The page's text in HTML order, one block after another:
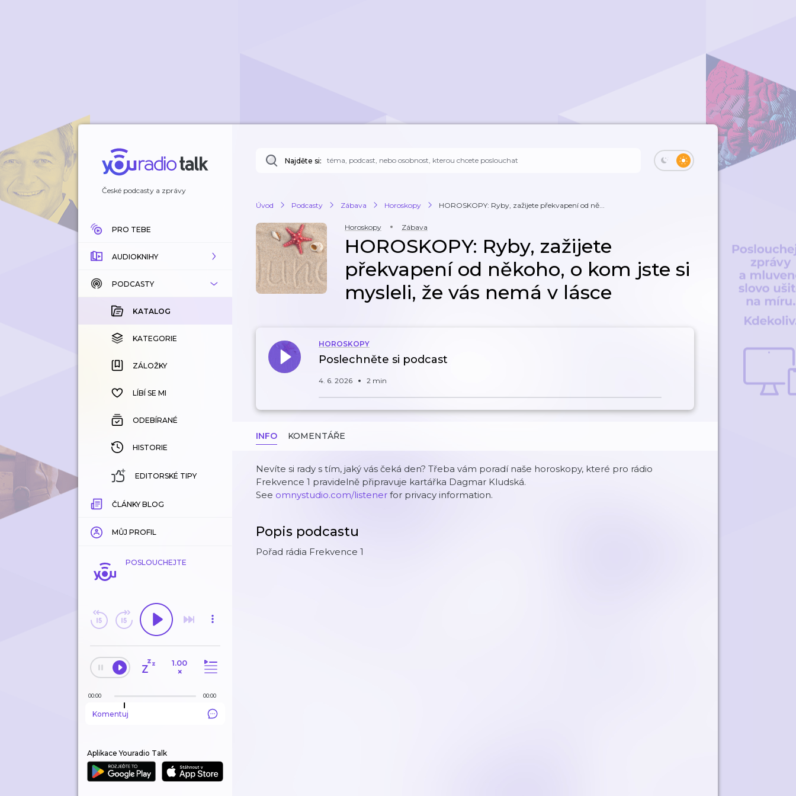
České podcasty a zprávy
PRO TEBE
AUDIOKNIHY
KATALOG
KOUPENÉ
KATEGORIE
ZÁLOŽKY
HISTORIE
PODCASTY
KATALOG
KATEGORIE
ZÁLOŽKY
LÍBÍ SE MI
ODEBÍRANÉ
HISTORIE
EDITORSKÉ TIPY
ČLÁNKY BLOG
MŮJ PROFIL
POSLOUCHEJTE
1.00
×
00:00 00:00
Komentuj
Aplikace Youradio Talk
Najděte si:
Úvod Podcasty Zábava Horoskopy HOROSKOPY: Ryby, zažijete překvapení od ně...
Horoskopy Zábava
HOROSKOPY: Ryby, zažijete
překvapení od někoho, o kom jste si
mysleli, že vás nemá v lásce
HOROSKOPY
Poslechněte si podcast
4. 6. 2026 2 min
INFO KOMENTÁŘE
Nevíte si rady s tím, jaký vás čeká den? Třeba vám poradí naše horoskopy, které pro rádio
Frekvence 1 pravidelně připravuje kartářka Dagmar Kludská.
See omnystudio.com/listener for privacy information.
Popis podcastu
Pořad rádia Frekvence 1